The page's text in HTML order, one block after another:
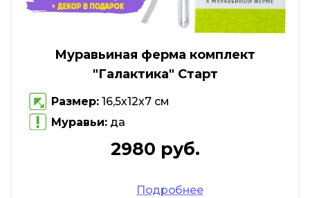
Муравьиная ферма комплект
"Галактика" Старт
Размер: 16,5х12х7 см
Муравьи: да
2980 руб.
Подробнее